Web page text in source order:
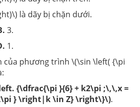
là dãy bị chặn dưới.
3.
1.
của phương trình \(\sin \left( {\pi
{\dfrac{\pi }{6} + k2\pi ;\,\,x =
} \right|k \in Z} \right\}\).